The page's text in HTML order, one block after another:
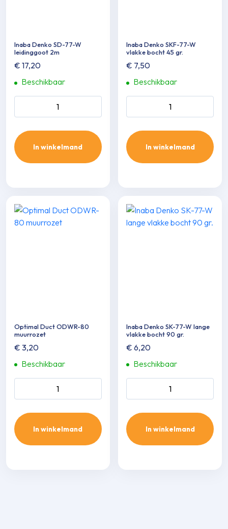
Inaba Denko SD-77-W
leidinggoot 2m
€ 17,20
Beschikbaar
Inaba Denko SD-77-W
leidinggoot 2m aantal
In winkelmand
Inaba Denko SKF-77-W
vlakke bocht 45 gr.
€ 7,50
Beschikbaar
Inaba Denko SKF-77-W
vlakke bocht 45 gr. aantal
In winkelmand
Optimal Duct ODWR-80
muurrozet
€ 3,20
Beschikbaar
Optimal Duct ODWR-80
muurrozet aantal
In winkelmand
Inaba Denko SK-77-W lange
vlakke bocht 90 gr.
€ 6,20
Beschikbaar
Inaba Denko SK-77-W lange
vlakke bocht 90 gr. aantal
In winkelmand